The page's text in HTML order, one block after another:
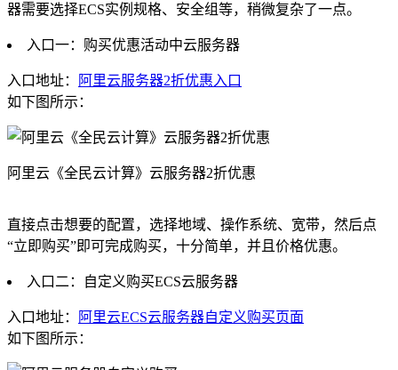
器需要选择ECS实例规格、安全组等，稍微复杂了一点。
入口一：购买优惠活动中云服务器
入口地址：
阿里云服务器2折优惠入口
如下图所示：
阿里云《全民云计算》云服务器2折优惠
直接点击想要的配置，选择地域、操作系统、宽带，然后点
“立即购买”即可完成购买，十分简单，并且价格优惠。
入口二：自定义购买ECS云服务器
入口地址：
阿里云ECS云服务器自定义购买页面
如下图所示：